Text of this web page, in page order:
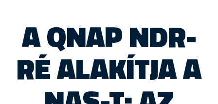
A QNAP NDR-
RÉ ALAKÍTJA A